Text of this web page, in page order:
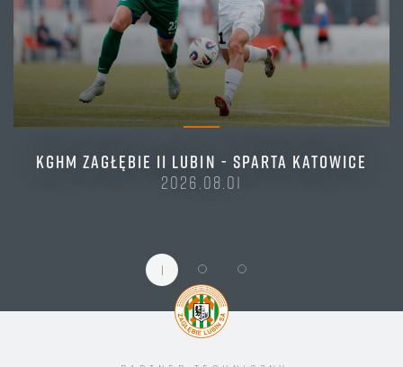
KGHM ZAGŁĘBIE II LUBIN - SPARTA KATOWICE
2026.08.01
1